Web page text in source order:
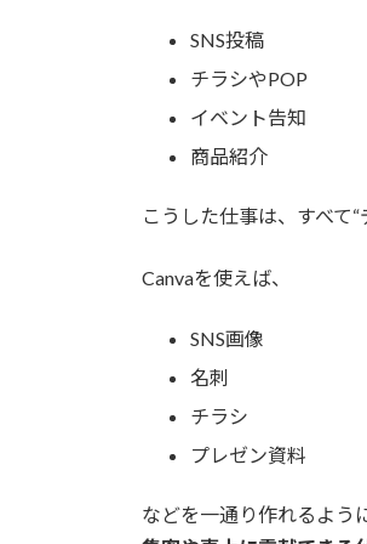
SNS投稿
チラシやPOP
イベント告知
商品紹介
こうした仕事は、すべて“
Canvaを使えば、
SNS画像
名刺
チラシ
プレゼン資料
などを一通り作れるよう